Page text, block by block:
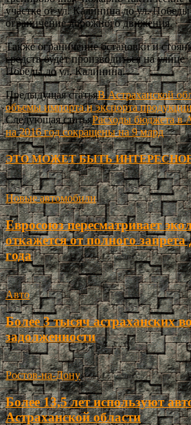
участке от ул. Калинина до ул.
ограничение дорожного движения.
Также ограничение остановки и
средств будет производиться на
Победы до ул. Калинина.
Предыдущая статьяВ Астраханской
объемы импорта и экспорта
Следующая статьяРасходы бюджета в
на 2016 год сокращены на 9 млрд
ЭТО МОЖЕТ БЫТЬ ИНТЕРЕСНО
Новые автомобили
Евросоюз пересматривает
откажется от полного
года
Авто
Более 3 тысяч астраханских
задолженности
Ростов-на-Дону
Более 13,5 лет используют
Астраханской области